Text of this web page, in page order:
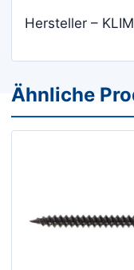
Hersteller –
Ähnliche